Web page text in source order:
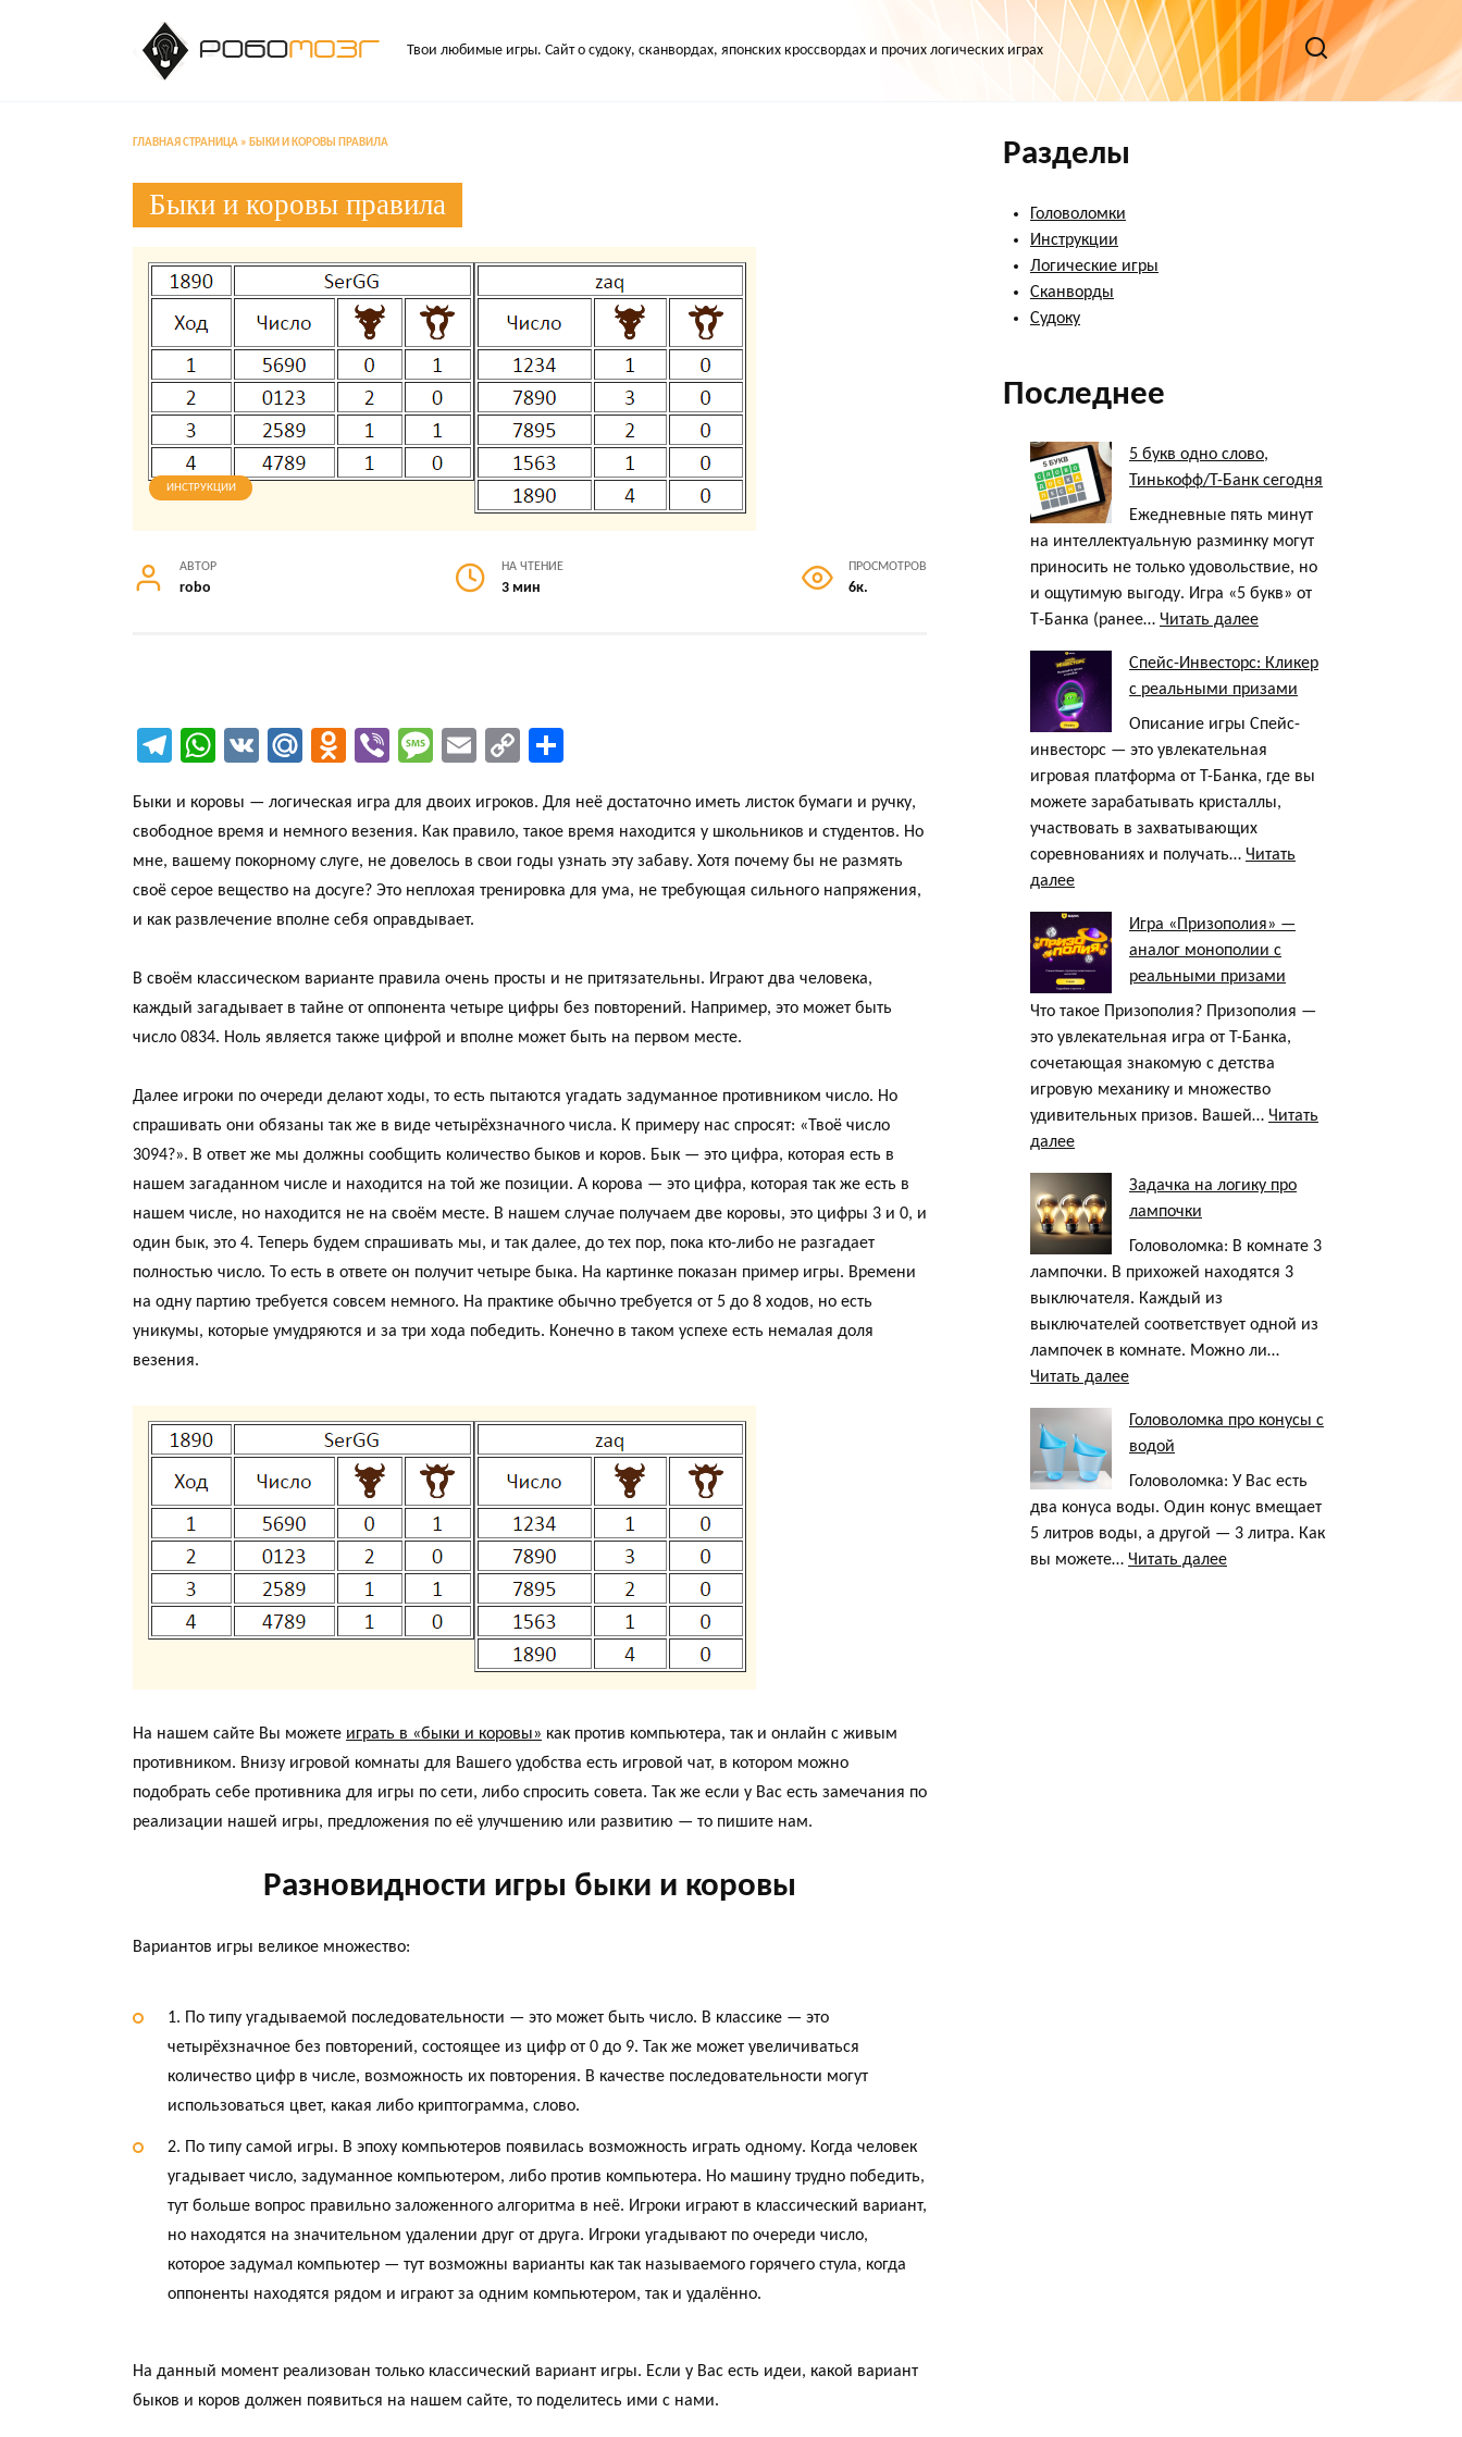
Твои любимые игры. Сайт о судоку, сканвордах, японских кроссвордах и прочих логических играх
ГЛАВНАЯ СТРАНИЦА » БЫКИ И КОРОВЫ ПРАВИЛА
Быки и коровы правила
ИНСТРУКЦИИ
АВТОР
robo
НА ЧТЕНИЕ
3 мин
ПРОСМОТРОВ
6к.
Te
gr
a
m
W
ts
A
p
p
V
M
.R
u
O
n
ok
la
ss
ki
Vi
er
M
sa
ge
E
ail
C
py
Li
nk
ра
ви
ть
Быки и коровы — логическая игра для двоих игроков. Для неё достаточно иметь листок бумаги и ручку,
свободное время и немного везения. Как правило, такое время находится у школьников и студентов. Но
мне, вашему покорному слуге, не довелось в свои годы узнать эту забаву. Хотя почему бы не размять
своё серое вещество на досуге? Это неплохая тренировка для ума, не требующая сильного напряжения,
и как развлечение вполне себя оправдывает.
В своём классическом варианте правила очень просты и не притязательны. Играют два человека,
каждый загадывает в тайне от оппонента четыре цифры без повторений. Например, это может быть
число 0834. Ноль является также цифрой и вполне может быть на первом месте.
Далее игроки по очереди делают ходы, то есть пытаются угадать задуманное противником число. Но
спрашивать они обязаны так же в виде четырёхзначного числа. К примеру нас спросят: «Твоё число
3094?». В ответ же мы должны сообщить количество быков и коров. Бык — это цифра, которая есть в
нашем загаданном числе и находится на той же позиции. А корова — это цифра, которая так же есть в
нашем числе, но находится не на своём месте. В нашем случае получаем две коровы, это цифры 3 и 0, и
один бык, это 4. Теперь будем спрашивать мы, и так далее, до тех пор, пока кто-либо не разгадает
полностью число. То есть в ответе он получит четыре быка. На картинке показан пример игры. Времени
на одну партию требуется совсем немного. На практике обычно требуется от 5 до 8 ходов, но есть
уникумы, которые умудряются и за три хода победить. Конечно в таком успехе есть немалая доля
везения.
На нашем сайте Вы можете играть в «быки и коровы» как против компьютера, так и онлайн с живым
противником. Внизу игровой комнаты для Вашего удобства есть игровой чат, в котором можно
подобрать себе противника для игры по сети, либо спросить совета. Так же если у Вас есть замечания по
реализации нашей игры, предложения по её улучшению или развитию — то пишите нам.
Разновидности игры быки и коровы
Вариантов игры великое множество:
1. По типу угадываемой последовательности — это может быть число. В классике — это
четырёхзначное без повторений, состоящее из цифр от 0 до 9. Так же может увеличиваться
количество цифр в числе, возможность их повторения. В качестве последовательности могут
использоваться цвет, какая либо криптограмма, слово.
2. По типу самой игры. В эпоху компьютеров появилась возможность играть одному. Когда человек
угадывает число, задуманное компьютером, либо против компьютера. Но машину трудно победить,
тут больше вопрос правильно заложенного алгоритма в неё. Игроки играют в классический вариант,
но находятся на значительном удалении друг от друга. Игроки угадывают по очереди число,
которое задумал компьютер — тут возможны варианты как так называемого горячего стула, когда
оппоненты находятся рядом и играют за одним компьютером, так и удалённо.
На данный момент реализован только классический вариант игры. Если у Вас есть идеи, какой вариант
быков и коров должен появиться на нашем сайте, то поделитесь ими с нами.
Разделы
Головоломки
Инструкции
Логические игры
Сканворды
Судоку
Последнее
5 букв одно слово,
Тинькофф/Т-Банк сегодня
Ежедневные пять минут
на интеллектуальную разминку могут
приносить не только удовольствие, но
и ощутимую выгоду. Игра «5 букв» от
Т‑Банка (ранее… Читать далее:
букв
одно
слово,
Тинькофф/
Т-
Банк
Спейс-Инвесторс: Кликер
с реальными призами
Описание игры Спейс-
инвесторс — это увлекательная
игровая платформа от Т-Банка, где вы
можете зарабатывать кристаллы,
участвовать в захватывающих
соревнованиях и получать… Читать
далее:
Инвесторс:
Кликер
с
реальными
призами
Игра «Призополия» —
аналог монополии с
реальными призами
Что такое Призополия? Призополия —
это увлекательная игра от Т-Банка,
сочетающая знакомую с детства
игровую механику и множество
удивительных призов. Вашей… Читать
далее:
«Призополия»
—
монополии
с
реальными
призами
Задачка на логику про
лампочки
Головоломка: В комнате 3
лампочки. В прихожей находятся 3
выключателя. Каждый из
выключателей соответствует одной из
лампочек в комнате. Можно ли…
Читать далее:
на
логику
про
лампочки
Головоломка про конусы с
водой
Головоломка: У Вас есть
два конуса воды. Один конус вмещает
5 литров воды, а другой — 3 литра. Как
вы можете… Читать далее: